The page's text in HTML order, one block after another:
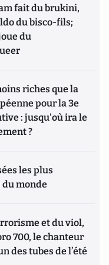
fait du brukini,
du bisco-fils;
du
riches que la
pour la 3e
: jusqu'où ira le
?
les plus
monde
et du viol,
700, le chanteur
des tubes de l’été